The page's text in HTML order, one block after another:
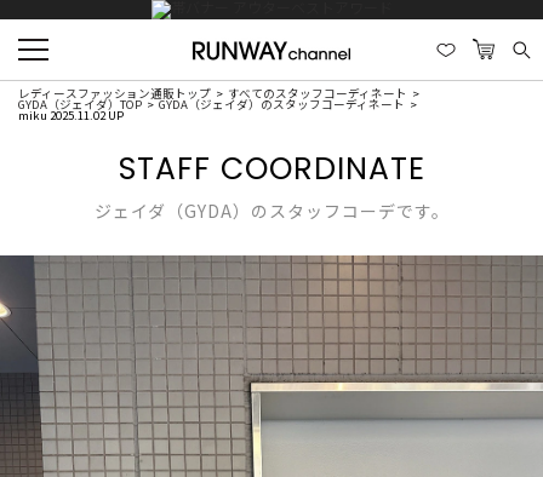
レディースファッション通販トップ すべてのスタッフコーディネート
GYDA（ジェイダ）TOP GYDA（ジェイダ）のスタッフコーディネート
miku 2025.11.02 UP
STAFF COORDINATE
ジェイダ（GYDA）のスタッフコーデです。